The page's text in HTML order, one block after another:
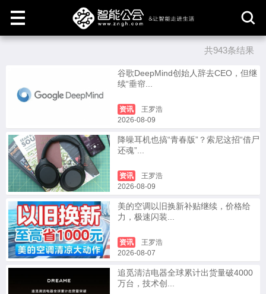
消
共943条结果
谷歌DeepMind创始人辞去CEO，但继
续“垂帘...
资讯
王罗浩
2026-08-09
降噪耳机也搞“青春版”？索尼这招“借尸
还魂”...
资讯
王罗浩
2026-08-09
美的空调以旧换新补贴继续，价格给
力，极速闪装...
资讯
王罗浩
2026-08-07
追觅清洁电器全球累计出货量破4000
万台，技术创...